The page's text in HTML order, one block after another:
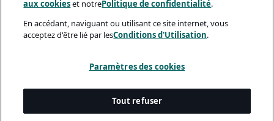
aux cookieset notrePolitique de confidentialité.
En accédant, naviguant ou utilisant ce site internet, vous
acceptez d'être lié par lesConditions d'Utilisation.
Paramètres des cookies
Tout refuser